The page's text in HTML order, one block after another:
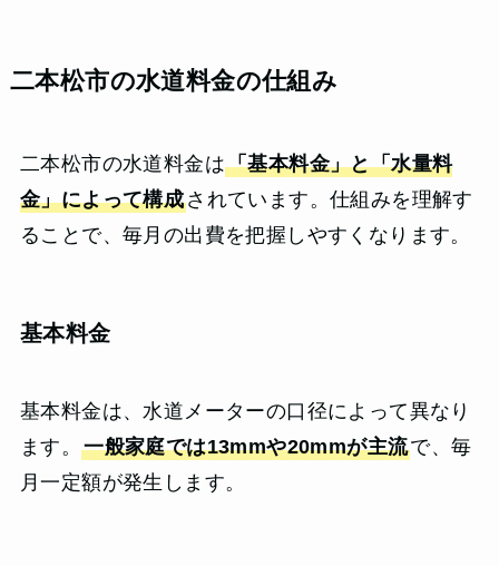
二本松市の水道料金の仕組み
二本松市の水道料金は「基本料金」と「水量料
金」によって構成されています。仕組みを理解す
ることで、毎月の出費を把握しやすくなります。
基本料金
基本料金は、水道メーターの口径によって異なり
ます。一般家庭では13mmや20mmが主流で、毎
月一定額が発生します。